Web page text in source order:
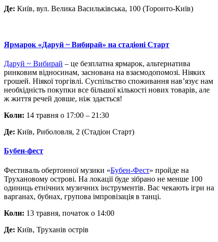
Де: Київ, вул. Велика Васильківська, 100 (Торонто-Київ)
Ярмарок «Даруй ~ Вибирай» на стадіоні Старт
Даруй ~ Вибирай – це безплатна ярмарок, альтернатива
ринковим відносинам, заснована на взаємодопомозі. Ніяких
грошей. Ніякої торгівлі. Суспільство споживання нав’язує нам
необхідність покупки все більшої кількості нових товарів, але
ж життя речей довше, ніж здається!
Коли: 14 травня о 17:00 – 21:30
Де: Київ, Риболовля, 2 (Стадіон Старт)
Бубен-фест
Фестиваль обертонної музики «Бубен-Фест» пройде на
Трухановому острові. На локації буде зібрано не менше 100
одиниць етнічних музичних інструментів. Вас чекають ігри на
варганах, бубнах, групова імпровізація в танці.
Коли: 13 травня, початок о 14:00
Де: Київ, Труханів острів